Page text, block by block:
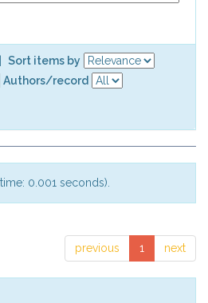
Sort items by
Authors/record
0.001 seconds).
previous 1 next